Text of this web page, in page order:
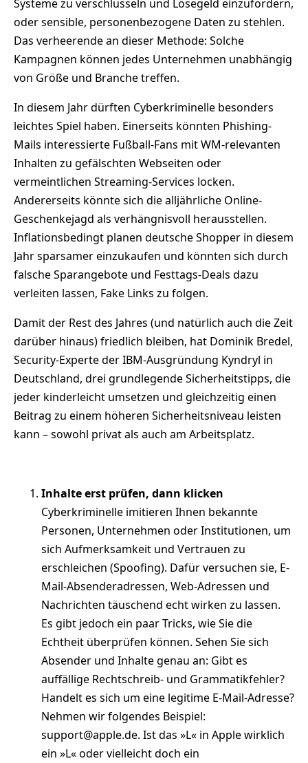
Systeme zu verschlüsseln und Lösegeld einzufordern,
oder sensible, personenbezogene Daten zu stehlen.
Das verheerende an dieser Methode: Solche
Kampagnen können jedes Unternehmen unabhängig
von Größe und Branche treffen.
In diesem Jahr dürften Cyberkriminelle besonders
leichtes Spiel haben. Einerseits könnten Phishing-
Mails interessierte Fußball-Fans mit WM-relevanten
Inhalten zu gefälschten Webseiten oder
vermeintlichen Streaming-Services locken.
Andererseits könnte sich die alljährliche Online-
Geschenkejagd als verhängnisvoll herausstellen.
Inflationsbedingt planen deutsche Shopper in diesem
Jahr sparsamer einzukaufen und könnten sich durch
falsche Sparangebote und Festtags-Deals dazu
verleiten lassen, Fake Links zu folgen.
Damit der Rest des Jahres (und natürlich auch die Zeit
darüber hinaus) friedlich bleiben, hat Dominik Bredel,
Security-Experte der IBM-Ausgründung Kyndryl in
Deutschland, drei grundlegende Sicherheitstipps, die
jeder kinderleicht umsetzen und gleichzeitig einen
Beitrag zu einem höheren Sicherheitsniveau leisten
kann – sowohl privat als auch am Arbeitsplatz.
Inhalte erst prüfen, dann klicken
Cyberkriminelle imitieren Ihnen bekannte
Personen, Unternehmen oder Institutionen, um
sich Aufmerksamkeit und Vertrauen zu
erschleichen (Spoofing). Dafür versuchen sie, E-
Mail-Absenderadressen, Web-Adressen und
Nachrichten täuschend echt wirken zu lassen.
Es gibt jedoch ein paar Tricks, wie Sie die
Echtheit überprüfen können. Sehen Sie sich
Absender und Inhalte genau an: Gibt es
auffällige Rechtschreib- und Grammatikfehler?
Handelt es sich um eine legitime E-Mail-Adresse?
Nehmen wir folgendes Beispiel:
support@apple.de. Ist das »L« in Apple wirklich
ein »L« oder vielleicht doch ein